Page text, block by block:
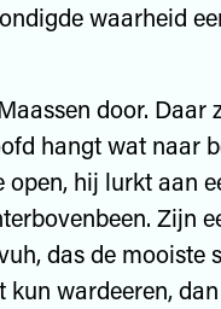
waarheid
door. Daar
hangt wat naar
hij lurkt aan
Zijn
das de mooiste
kun wardeeren,